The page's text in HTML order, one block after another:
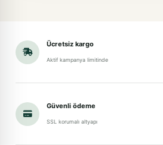
Ücretsiz kargo
Aktif kampanya limitinde
Güvenli ödeme
SSL korumalı altyapı